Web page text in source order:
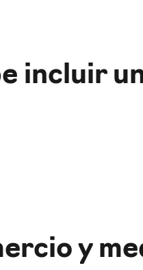
incluir
y